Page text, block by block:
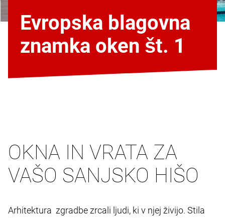
Evropska blagovna
znamka oken št. 1
OKNA IN VRATA ZA
VAŠO SANJSKO HIŠO
Arhitektura zgradbe zrcali ljudi, ki v njej živijo. Stila